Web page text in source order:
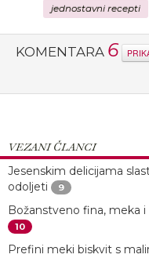
jednostavni recepti
KOMENTARA 6
VEZANI ČLANCI
Jesenskim delicijama
odoljeti
9
Božanstveno fina, meka
10
Prefini meki biskvit s